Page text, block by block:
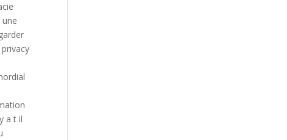
a t il